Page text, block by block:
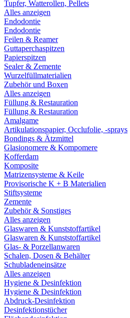
Tupfer, Watterollen, Pellets
Alles anzeigen
Endodontie
Endodontie
Feilen & Reamer
Guttaperchaspitzen
Papierspitzen
Sealer & Zemente
Wurzelfüllmaterialien
Zubehör und Boxen
Alles anzeigen
Füllung & Restauration
Füllung & Restauration
Amalgame
Artikulationspapier, Occlufolie, -sprays
Bondings & Ätzmittel
Glasionomere & Kompomere
Kofferdam
Komposite
Matrizensysteme & Keile
Provisorische K + B Materialien
Stiftsysteme
Zemente
Zubehör & Sonstiges
Alles anzeigen
Glaswaren & Kunststoffartikel
Glaswaren & Kunststoffartikel
Glas- & Porzellanwaren
Schalen, Dosen & Behälter
Schubladeneinsätze
Alles anzeigen
Hygiene & Desinfektion
Hygiene & Desinfektion
Abdruck-Desinfektion
Desinfektionstücher